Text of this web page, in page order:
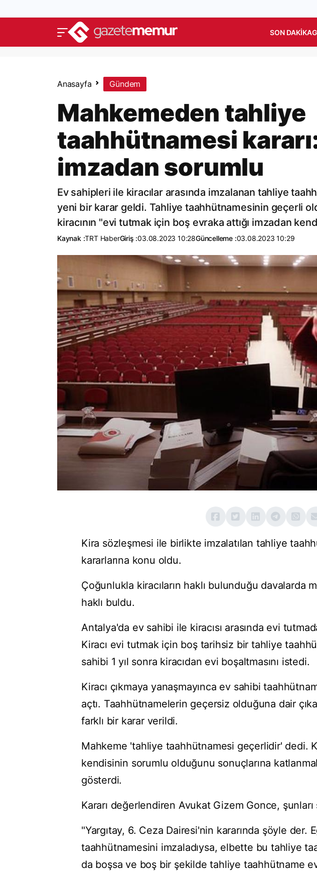
SON DAKIKA
Anasayfa Gündem
Mahkemeden tahliye
taahhütnamesi kararı:
imzadan sorumlu
Ev sahipleri ile kiracılar arasında imzalanan tahliye
yeni bir karar geldi. Tahliye taahhütnamesinin geçerli
kiracının "evi tutmak için boş evraka attığı imzadan
Kaynak :TRT HaberGiriş :03.08.2023 10:28Güncelleme :03.08.2023 10:29
Kira sözleşmesi ile birlikte imzalatılan tahliye
kararlarına konu oldu.
Çoğunlukla kiracıların haklı bulunduğu davalarda
haklı buldu.
Antalya'da ev sahibi ile kiracısı arasında evi
Kiracı evi tutmak için boş tarihsiz bir tahliye
sahibi 1 yıl sonra kiracıdan evi boşaltmasını istedi.
Kiracı çıkmaya yanaşmayınca ev sahibi
açtı. Taahhütnamelerin geçersiz olduğuna dair
farklı bir karar verildi.
Mahkeme 'tahliye taahhütnamesi geçerlidir' dedi.
kendisinin sorumlu olduğunu sonuçlarına
gösterdi.
Kararı değerlendiren Avukat Gizem Gonce, şunları
"Yargıtay, 6. Ceza Dairesi'nin kararında şöyle der.
taahhütnamesini imzaladıysa, elbette bu tahliye
da boşsa ve boş bir şekilde tahliye taahhütname